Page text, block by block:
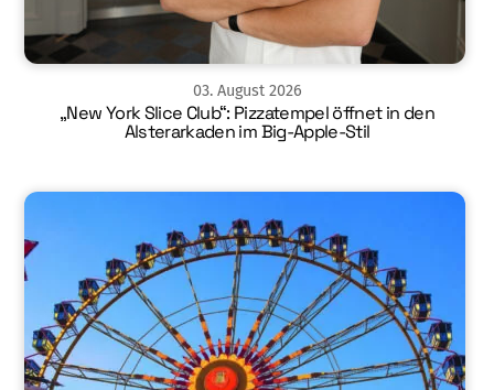
03. August 2026
„New York Slice Club“: Pizzatempel öffnet in den
Alsterarkaden im Big-Apple-Stil